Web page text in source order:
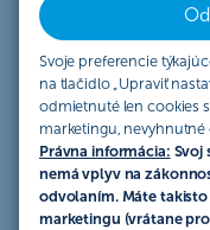
Svoje preferencie
na tlačidlo „Upraviť
odmietnuté len cookies
marketingu,
Právna informácia: Svoj
nemá vplyv na
odvolaním. Máte
marketingu (vrátane
regionálne
a Čínou,
ťažko
udalosťami, ktoré
celosvetových
hospodárske
protekcionizmu a